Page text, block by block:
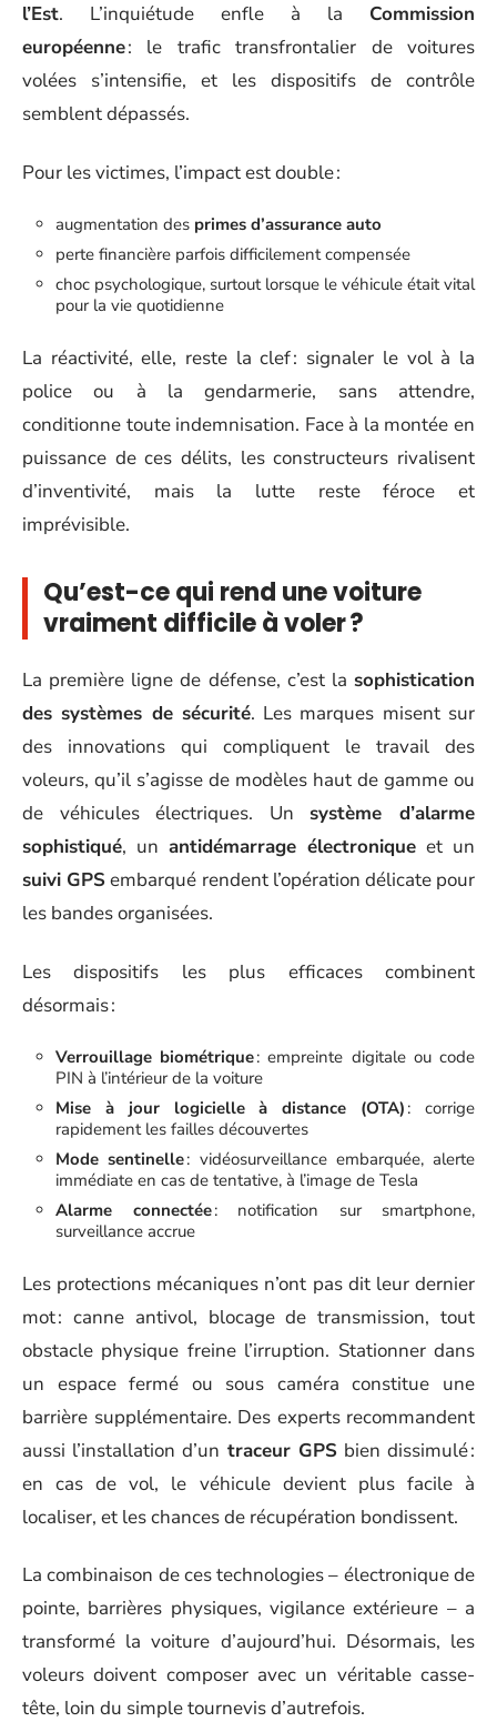
l’Est. L’inquiétude enfle à la Commission
européenne: le trafic transfrontalier de voitures
volées s’intensifie, et les dispositifs de contrôle
semblent dépassés.
Pour les victimes, l’impact est double :
augmentation des primes d’assurance auto
perte financière parfois difficilement compensée
choc psychologique, surtout lorsque le véhicule était vital
pour la vie quotidienne
La réactivité, elle, reste la clef : signaler le vol à la
police ou à la gendarmerie, sans attendre,
conditionne toute indemnisation. Face à la montée en
puissance de ces délits, les constructeurs rivalisent
d’inventivité, mais la lutte reste féroce et
imprévisible.
Qu’est-ce qui rend une voiture
vraiment difficile à voler ?
La première ligne de défense, c’est la sophistication
des systèmes de sécurité. Les marques misent sur
des innovations qui compliquent le travail des
voleurs, qu’il s’agisse de modèles haut de gamme ou
de véhicules électriques. Un système d’alarme
sophistiqué, un antidémarrage électronique et un
suivi GPSembarqué rendent l’opération délicate pour
les bandes organisées.
Les dispositifs les plus efficaces combinent
désormais :
Verrouillage biométrique: empreinte digitale ou code
PIN à l’intérieur de la voiture
Mise à jour logicielle à distance (OTA) : corrige
rapidement les failles découvertes
Mode sentinelle: vidéosurveillance embarquée, alerte
immédiate en cas de tentative, à l’image de Tesla
Alarme connectée: notification sur smartphone,
surveillance accrue
Les protections mécaniques n’ont pas dit leur dernier
mot : canne antivol, blocage de transmission, tout
obstacle physique freine l’irruption. Stationner dans
un espace fermé ou sous caméra constitue une
barrière supplémentaire. Des experts recommandent
aussi l’installation d’un traceur GPSbien dissimulé :
en cas de vol, le véhicule devient plus facile à
localiser, et les chances de récupération bondissent.
La combinaison de ces technologies – électronique de
pointe, barrières physiques, vigilance extérieure – a
transformé la voiture d’aujourd’hui. Désormais, les
voleurs doivent composer avec un véritable casse-
tête, loin du simple tournevis d’autrefois.